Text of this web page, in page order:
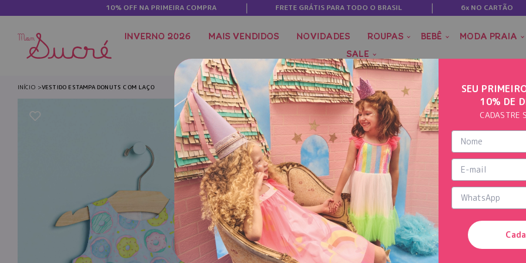
10% OFF NA PRIMEIRA COMPRA FRETE GRÁTIS PARA TODO O BRASIL 6x NO CARTÃO
INVERNO 2026 MAIS VENDIDOS NOVIDADES ROUPAS BEBÊ MODA PRAIA
SALE
INÍCIO VESTIDO ESTAMPA DONUTS COM LAÇO
SEU
10% DE
CADASTRE